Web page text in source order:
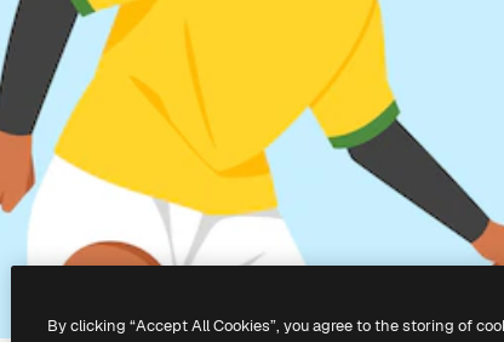
By clicking “Accept All Cookies”, you agree to the storing of